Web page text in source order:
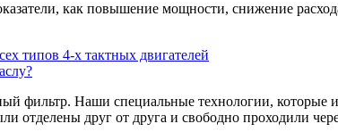
как повышение мощности, снижение
типов 4-х тактных двигателей
фильтр. Наши специальные технологии,
друг от друга и свободно проходили